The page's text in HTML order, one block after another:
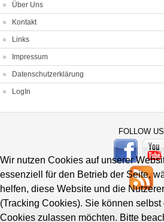
Über Uns
Kontakt
Links
Impressum
Datenschutzerklärung
LogIn
FOLLOW US
Wir nutzen Cookies auf unserer
essenziell für den Betrieb der Seite,
helfen, diese Website und die
(Tracking Cookies). Sie können
Cookies zulassen möchten. Bitte